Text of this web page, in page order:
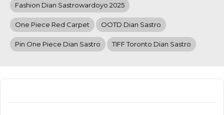
Fashion Dian Sastrowardoyo 2025
One Piece Red Carpet OOTD Dian Sastro
Pin One Piece Dian Sastro TIFF Toronto Dian Sastro